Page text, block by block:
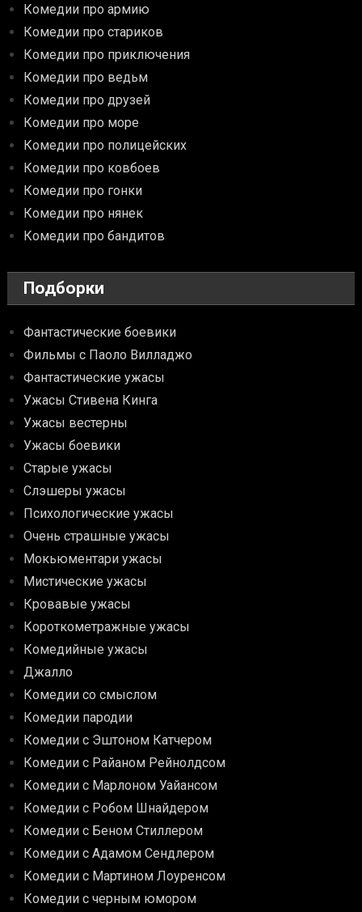
Комедии про армию
Комедии про стариков
Комедии про приключения
Комедии про ведьм
Комедии про друзей
Комедии про море
Комедии про полицейских
Комедии про ковбоев
Комедии про гонки
Комедии про нянек
Комедии про бандитов
Подборки
Фантастические боевики
Фильмы с Паоло Вилладжо
Фантастические ужасы
Ужасы Стивена Кинга
Ужасы вестерны
Ужасы боевики
Старые ужасы
Слэшеры ужасы
Психологические ужасы
Очень страшные ужасы
Мокьюментари ужасы
Мистические ужасы
Кровавые ужасы
Короткометражные ужасы
Комедийные ужасы
Джалло
Комедии со смыслом
Комедии пародии
Комедии с Эштоном Катчером
Комедии с Райаном Рейнолдсом
Комедии с Марлоном Уайансом
Комедии с Робом Шнайдером
Комедии с Беном Стиллером
Комедии с Адамом Сендлером
Комедии с Мартином Лоуренсом
Комедии с черным юмором